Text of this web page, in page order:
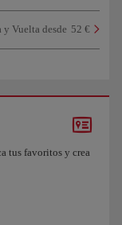
y Vuelta desde 52 €
tus favoritos y crea